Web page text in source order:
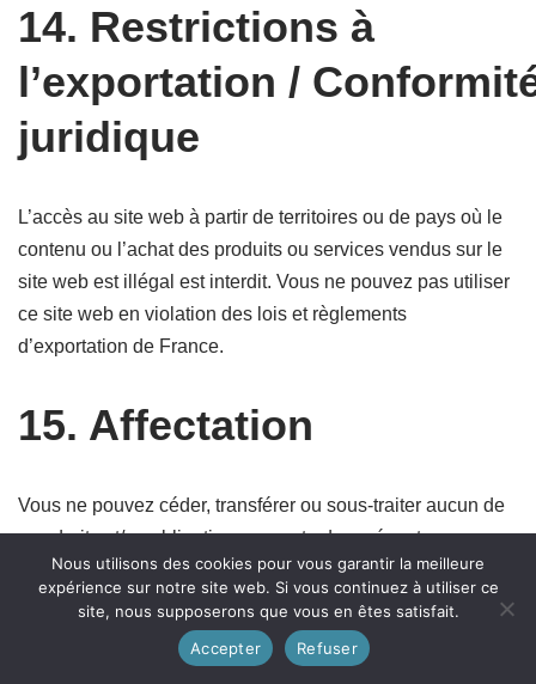
14. Restrictions à
l’exportation /
juridique
L’accès au site web à partir de territoires ou de pays où le
contenu ou l’achat des produits ou services vendus sur le
site web est illégal est interdit. Vous ne pouvez pas utiliser
ce site web en violation des lois et règlements
d’exportation de France.
15. Affectation
Vous ne pouvez céder, transférer ou sous-traiter aucun de
vos droits et/ou obligations en vertu des présentes
conditions générales, en tout ou en partie, à une tierce
partie sans notre consentement écrit préalable. Toute
cession présumée en violation de la présente section sera
nulle et non avenue.
Nous utilisons des cookies pour vous garantir la meilleure
expérience sur notre site web. Si vous continuez à utiliser ce
site, nous supposerons que vous en êtes satisfait.
Accepter
Refuser